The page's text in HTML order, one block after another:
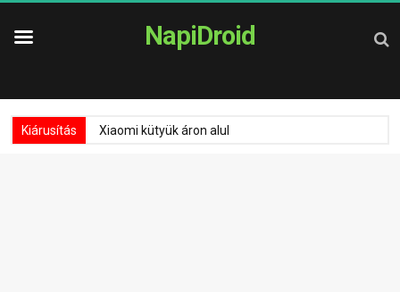
NapiDroid
Kiárusítás Xiaomi kütyük áron alul